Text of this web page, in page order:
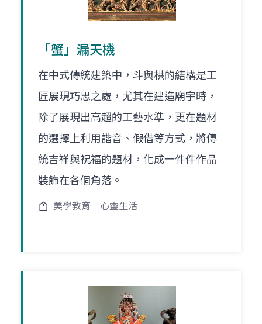
「蟹」漏天機
在中式傳統建築中，斗與栱的結構是工
匠展現巧思之處，尤其在建造廟宇時，
除了展現出高超的工藝水準，更在題材
的選擇上利用諧音、假借等方式，將傳
統吉祥與祝福的題材，化成一件件作品
裝飾在各個角落。
美學教育 心靈生活